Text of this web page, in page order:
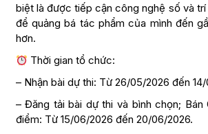
biệt là được tiếp cận công nghệ số và trí
để quảng bá tác phẩm của mình đến
hơn.
Thời gian tổ chức:
– Nhận bài dự thi: Từ 26/05/2026 đến
– Đăng tải bài dự thi và bình chọn; Bán
điểm: Từ 15/06/2026 đến 20/06/2026.